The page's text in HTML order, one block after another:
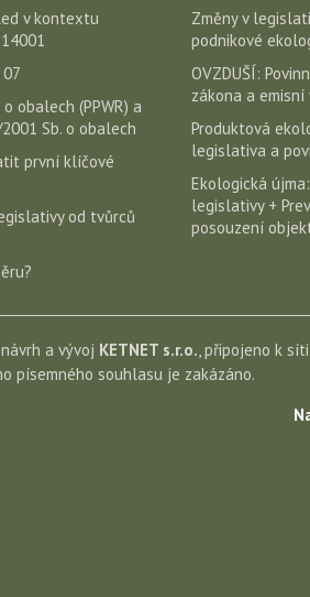
v kontextu
obalech (PPWR) a
Sb. o obalech
první klíčové
od tvůrců
Změny v
podnikové
OVZDUŠÍ:
zákona a emisní
Produktová
legislativa a
Ekologická
legislativy +
posouzení
návrh a vývoj KETNET s.r.o., připojeno k
písemného souhlasu je zakázáno.